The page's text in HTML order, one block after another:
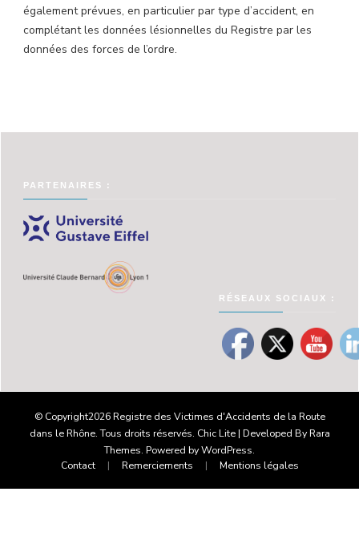
également prévues, en particulier par type d’accident, en
complétant les données lésionnelles du Registre par les
données des forces de l’ordre.
PARTENAIRES :
RÉSEAUX SOCIAUX :
© Copyright2026Registre des Victimes d'Accidents de la Route
dans le Rhône. Tous droits réservés. Chic Lite | Developed ByRara
Themes. Powered byWordPress.
Contact
Remerciements Mentions légales